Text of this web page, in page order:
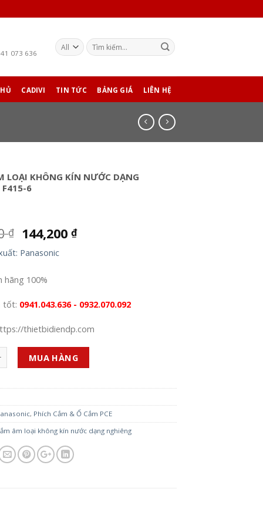
073 636
CADIVI TIN TỨC BẢNG GIÁ LIÊN HỆ
LOẠI KHÔNG KÍN NƯỚC DẠNG
F415-6
₫ 144,200 ₫
Panasonic
hãng 100%
tốt: 0941.043.636 - 0932.070.092
thietbidiendp.com
MUA HÀNG
, Phích Cắm & Ổ Cắm PCE
âm loại không kín nước dạng nghiêng